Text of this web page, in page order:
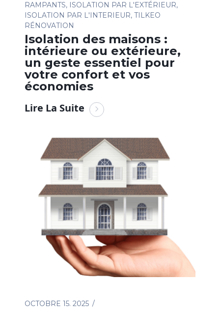
RAMPANTS, ISOLATION PAR L'EXTÉRIEUR,
ISOLATION PAR L'INTERIEUR, TILKEO
RÉNOVATION
Isolation des maisons :
intérieure ou extérieure,
un geste essentiel pour
votre confort et vos
économies
Lire La Suite
OCTOBRE 15. 2025